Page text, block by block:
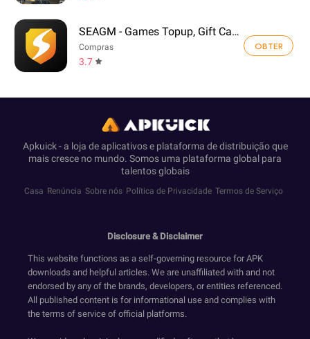
SEAGM - Games Topup, Gift Card
Compras
3.7
OBTER
Apkuick - a loja de aplicativos e plataforma de distribuição que
mais cresce no mundo. Somos uma plataforma global para
talentos globais
Casa Renúncia Sobre nós Política de Privacidade Termos de Serviço
Disclosure & Disclaimer
This website functions as a self-governing resource for APK
downloads and helpful articles. We are unaffiliated with and not
endorsed by any of the brands, developers, or entities referenced.
All published content is for informational use and complies with
the terms of service of official platforms.